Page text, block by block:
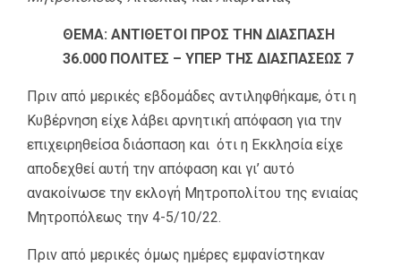
ΘΕΜΑ: ΑΝΤΙΘΕΤΟΙ ΠΡΟΣ ΤΗΝ ΔΙΑΣΠΑΣΗ
36.000 ΠΟΛΙΤΕΣ – ΥΠΕΡ ΤΗΣ ΔΙΑΣΠΑΣΕΩΣ 7
Πριν από μερικές εβδομάδες αντιληφθήκαμε, ότι η
Κυβέρνηση είχε λάβει αρνητική απόφαση για την
επιχειρηθείσα διάσπαση και ότι η Εκκλησία είχε
αποδεχθεί αυτή την απόφαση και γι’ αυτό
ανακοίνωσε την εκλογή Μητροπολίτου της ενιαίας
Μητροπόλεως την 4-5/10/22.
Πριν από μερικές όμως ημέρες εμφανίστηκαν